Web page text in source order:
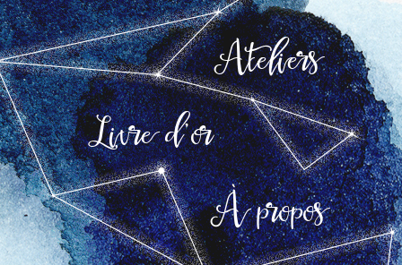
Ateliers
Livre d’or
À propos